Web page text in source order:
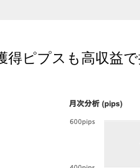
得ピプスも高収益